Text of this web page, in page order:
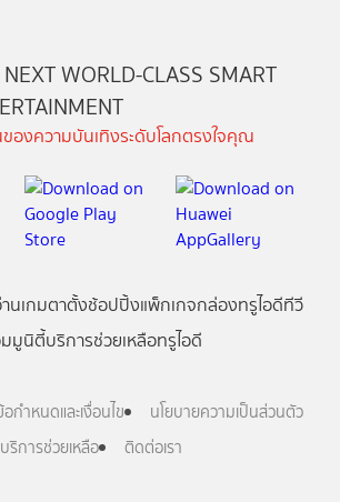
WORLD-CLASS SMART
องความบันเทิงระดับโลกตรงใจคุณ
นเกมตาตั้งช้อปปิ้งแพ็กเกจกล่องทรูไอดีทีวี
มูนิตี้บริการช่วยเหลือทรูไอดี
อกำหนดและเงื่อนไข
นโยบายความเป็นส่วนตัว
บริการช่วยเหลือ
ติดต่อเรา